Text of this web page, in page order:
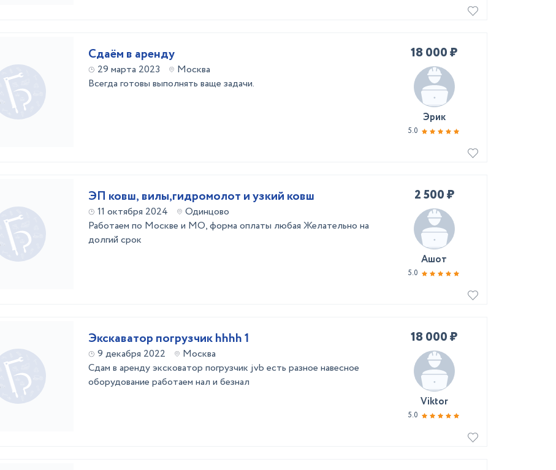
Сдаём в аренду
29 марта 2023
Москва
Всегда готовы выполнять ваще задачи.
18 000 ₽
Эрик
5.0
ЭП ковш, вилы,гидромолот и узкий ковш
11 октября 2024
Одинцово
Работаем по Москве и МО, форма оплаты любая Желательно на
долгий срок
2 500 ₽
Ашот
5.0
Экскаватор погрузчик hhhh 1
9 декабря 2022
Москва
Сдам в аренду эксковатор погрузчик jvb есть разное навесное
оборудование работаем нал и безнал
18 000 ₽
Viktor
5.0